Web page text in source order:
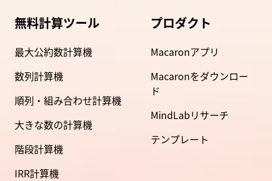
無料計算ツール
最大公約数計算機
数列計算機
順列・組み合わせ計算機
大きな数の計算機
階段計算機
IRR計算機
プロダクト
Macaronアプリ
Macaronをダウンロー
ド
MindLabリサーチ
テンプレート